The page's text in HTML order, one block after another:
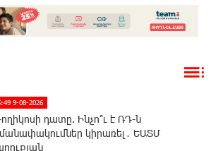
9-08-2026
դատը. Ինչո՞ւ է ՌԴ-ն
կիրառել․ ԵԱՏՄ